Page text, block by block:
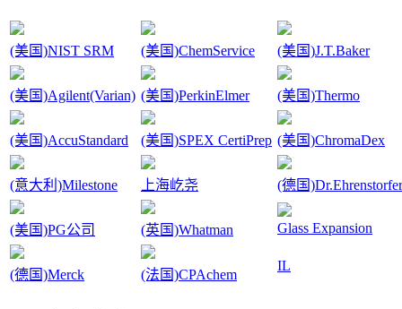
(美国)NIST SRM (美国)ChemService (美国)J.T.Baker
(美国)Agilent(Varian) (美国)PerkinElmer (美国)Thermo
(美国)AccuStandard (美国)SPEX CertiPrep (美国)ChromaDex
(意大利)Milestone 上海屹尧 (德国)Dr.Ehrenstorfer
(美国)PG公司 (英国)Whatman Glass Expansion
(德国)Merck (法国)CPAchem
IL